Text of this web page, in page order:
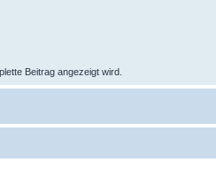
Beitrag angezeigt wird.